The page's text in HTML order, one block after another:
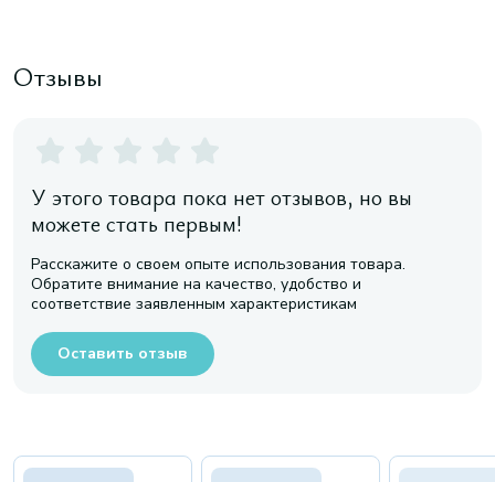
Отзывы
У этого товара пока нет отзывов, но вы
можете стать первым!
Расскажите о своем опыте использования товара.
Обратите внимание на качество, удобство и
соответствие заявленным характеристикам
Оставить отзыв